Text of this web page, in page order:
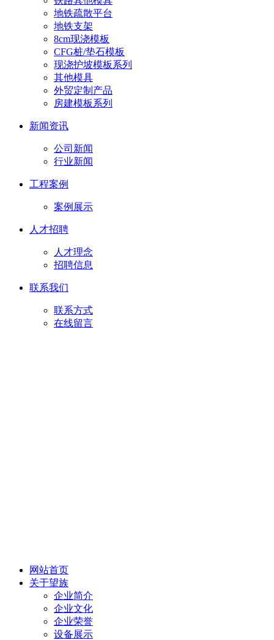
地铁疏散平台
地铁支架
8cm现浇模板
CFG桩/垫石模板
现浇护坡模板系列
其他模具
外贸定制产品
房建模板系列
新闻资讯
公司新闻
行业新闻
工程案例
案例展示
人才招聘
人才理念
招聘信息
联系我们
联系方式
在线留言
网站首页
关于望族
企业简介
企业文化
企业荣誉
设备展示